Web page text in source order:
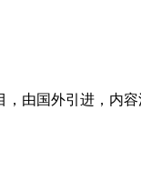
由国外引进，内